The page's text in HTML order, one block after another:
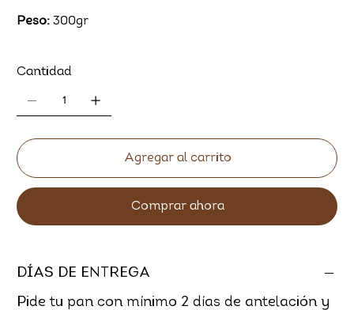
Peso: 300gr
Cantidad
Agregar al carrito
Comprar ahora
DÍAS DE ENTREGA
Pide tu pan con mínimo 2 días de antelación y